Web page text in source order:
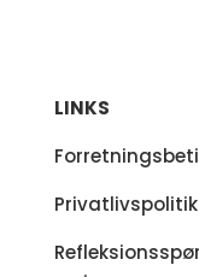
LINKS
Privatlivspolitik